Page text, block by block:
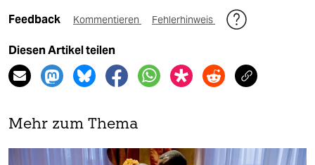
Feedback Kommentieren Fehlerhinweis
Diesen Artikel teilen
Mehr zum Thema